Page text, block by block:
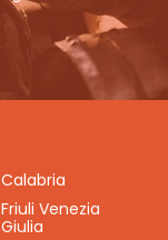
Calabria
Friuli Venezia
Giulia